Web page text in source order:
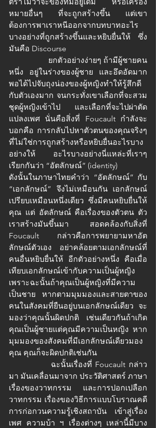
หมายอื่นๆ ที่จะถูกสร้างขึ้น แต่เขา
ต้องการพาเราหนีออกจากบทบาทอะไร
บางอย่างที่ถูกสร้างขึ้นและหยิบยื่นให้ ซึ่ง
มันคือ Discourse
หนึ่ง อยู่ในร่างของผู้ชาย และอึดอัดมาก
พอได้ไปจับถุงน่องของผู้หญิงทำให้รู้สึกดี
กับตัวเองมาก จนกระทั่งเขาเลือกที่จะสวม
ชุดผู้หญิงเข้าไป และเลือกที่จะไปผ่าตัด
แปลงเพศ นั่นคือสิ่งที่ Foucault กำลังจะ
บอกคือ การกลับไปหาตัวตนของคุณจริงๆ
ที่ไม่ใช่การถูกสร้างหรือหยิบยื่นอะไรบาง
อย่างให้ อะไรบางอย่างนี่แหล่ะที่เราๆ
เรียกกันว่า “อัตลักษณ์” (identity)
ดังนั้นในภาษาไทยคำว่า “อัตลักษณ์” กับ
“เอกลักษณ์” จึงไม่เหมือนกัน เอกลักษณ์
เปรียบเหมือนหนึ่งเดียว ซึ่งมีคนหยิบยื่นให้
คุณ แต่ อัตลักษณ์ คือเรื่องของตัวตน ตัว
เราสร้างมันขึ้นมา สอดคล้องกับสิ่งที่
Foucault กล่าวคือการพยายามหาอัต
ลักษณ์ตัวเอง อย่าคล้อยตามเอกลักษณ์ที่
คนอื่นหยิบยื่นให้ อีกตัวอย่างหนึ่ง คือเมื่อ
เทียบเอกลักษณ์เข้ากับความเป็นผู้หญิง
เพราะฉะนั้นถ้าคุณเป็นผู้หญิงที่มีความ
เป็นชาย หากตามมุมมองและสายตาของ
คนในสังคมที่ยืนอยู่บนเอกลักษณ์เดียว จะ
มองว่าคุณนั้นผิดปกติ เช่นเดียวกันถ้าเกิด
คุณเป็นผู้ชายแต่คุณมีความเป็นหญิง หาก
มุมมองของสังคมที่มีเอกลักษณ์เดียวมอง
คุณ คุณก็จะผิดปกติเช่นกัน
มา มันเคลื่อนมาจาก ประวัติศาสตร์ ภาษา
เรื่องของวาทกรรม และการปอกเปลือก
วาทกรรม เรื่องของวิธีการแบบโบราณคดี
การก่อกวนความรู้เชิงสถาบัน เข้าสู่เรื่อง
เพศ ความบ้า ฯ เรื่องต่างๆ เหล่านี้มีบาง